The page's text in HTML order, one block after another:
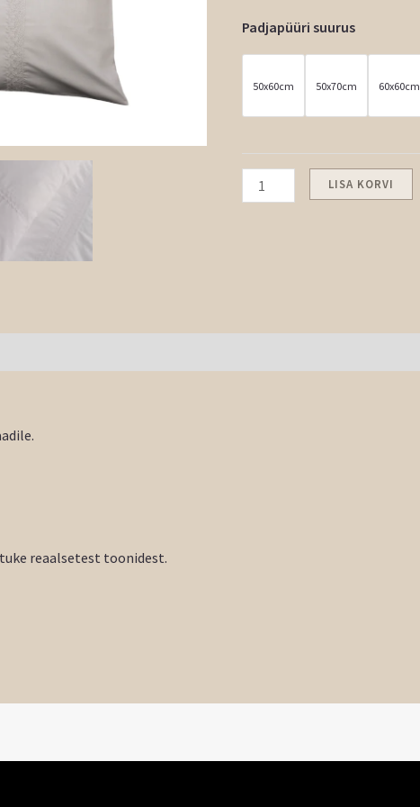
Padjapüüri suurus
50x60cm 50x70cm 60x60cm
LISA KORVI
reaalsetest toonidest.